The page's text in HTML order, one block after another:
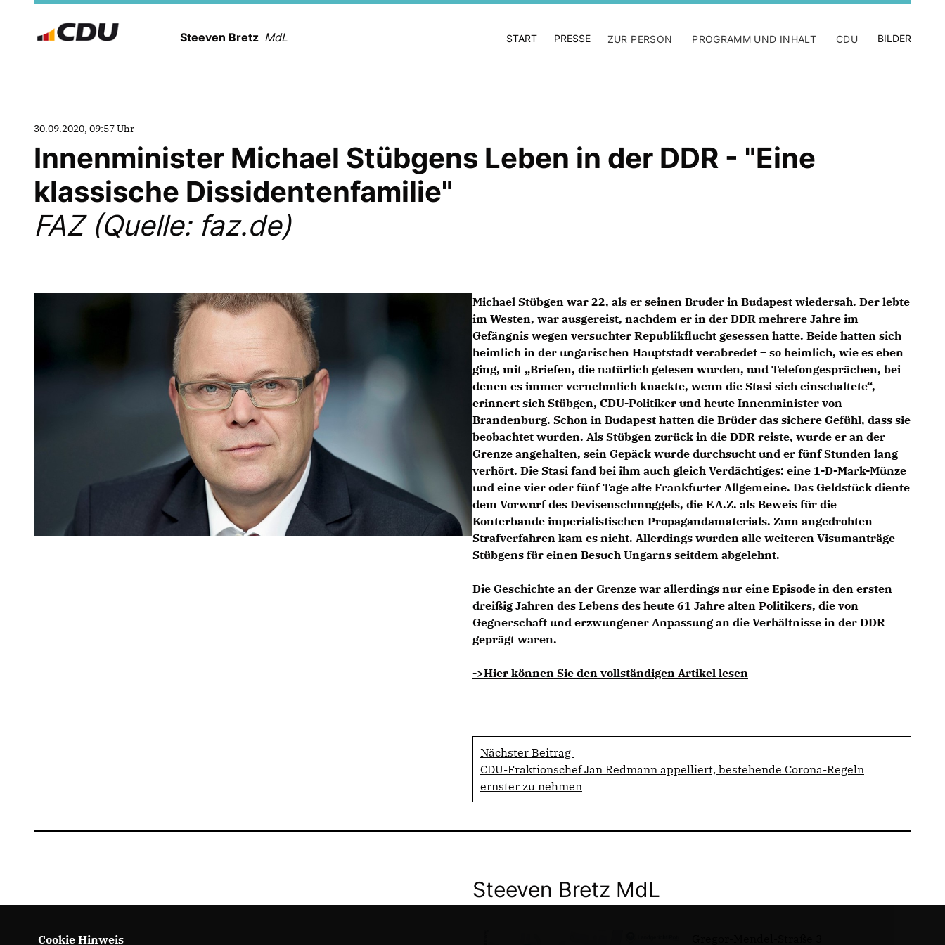
Steeven Bretz MdL START PRESSE ZUR PERSON PROGRAMM UND INHALT CDU BILDER
30.09.2020, 09:57 Uhr
Innenminister Michael Stübgens Leben in der DDR - "Eine
klassische Dissidentenfamilie"
FAZ (Quelle: faz.de)
Michael Stübgen war 22, als er seinen Bruder in Budapest wiedersah. Der lebte
im Westen, war ausgereist, nachdem er in der DDR mehrere Jahre im
Gefängnis wegen versuchter Republikflucht gesessen hatte. Beide hatten sich
heimlich in der ungarischen Hauptstadt verabredet – so heimlich, wie es eben
ging, mit „Briefen, die natürlich gelesen wurden, und Telefongesprächen, bei
denen es immer vernehmlich knackte, wenn die Stasi sich einschaltete“,
erinnert sich Stübgen, CDU-Politiker und heute Innenminister von
Brandenburg. Schon in Budapest hatten die Brüder das sichere Gefühl, dass sie
beobachtet wurden. Als Stübgen zurück in die DDR reiste, wurde er an der
Grenze angehalten, sein Gepäck wurde durchsucht und er fünf Stunden lang
verhört. Die Stasi fand bei ihm auch gleich Verdächtiges: eine 1-D-Mark-Münze
und eine vier oder fünf Tage alte Frankfurter Allgemeine. Das Geldstück diente
dem Vorwurf des Devisenschmuggels, die F.A.Z. als Beweis für die
Konterbande imperialistischen Propagandamaterials. Zum angedrohten
Strafverfahren kam es nicht. Allerdings wurden alle weiteren Visumanträge
Stübgens für einen Besuch Ungarns seitdem abgelehnt.
Die Geschichte an der Grenze war allerdings nur eine Episode in den ersten
dreißig Jahren des Lebens des heute 61 Jahre alten Politikers, die von
Gegnerschaft und erzwungener Anpassung an die Verhältnisse in der DDR
geprägt waren.
->Hier können Sie den vollständigen Artikel lesen
Nächster Beitrag
CDU-Fraktionschef Jan Redmann appelliert, bestehende Corona-Regeln
ernster zu nehmen
Steeven Bretz MdL
Cookie Hinweis